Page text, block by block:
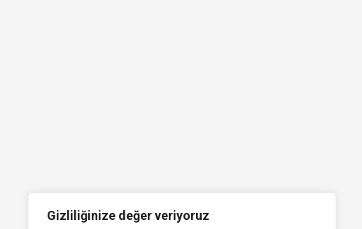
Gizliliğinize değer veriyoruz